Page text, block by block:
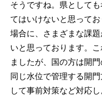
そうですね。県として
てはいけないと思って
場合に、さまざまな課
いと思っております。
ましたが、国の方は開
同じ水位で管理する開
して事前対策など対応